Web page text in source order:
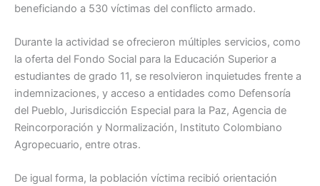
beneficiando a 530 víctimas del conflicto armado.
Durante la actividad se ofrecieron múltiples servicios, como
la oferta del Fondo Social para la Educación Superior a
estudiantes de grado 11, se resolvieron inquietudes frente a
indemnizaciones, y acceso a entidades como Defensoría
del Pueblo, Jurisdicción Especial para la Paz, Agencia de
Reincorporación y Normalización, Instituto Colombiano
Agropecuario, entre otras.
De igual forma, la población víctima recibió orientación